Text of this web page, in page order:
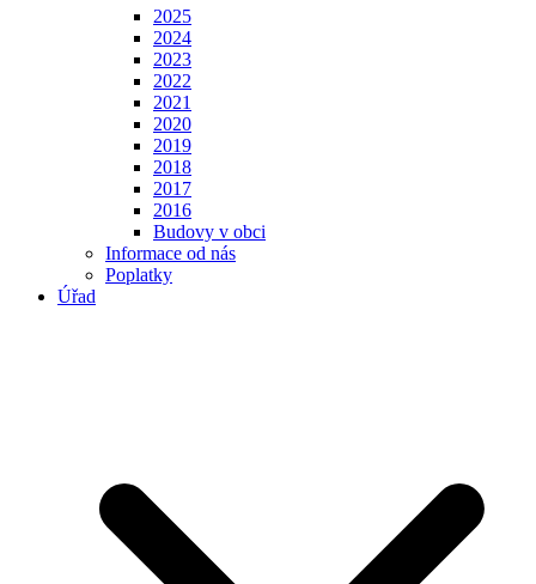
2025
2024
2023
2022
2021
2020
2019
2018
2017
2016
Budovy v obci
Informace od nás
Poplatky
Úřad